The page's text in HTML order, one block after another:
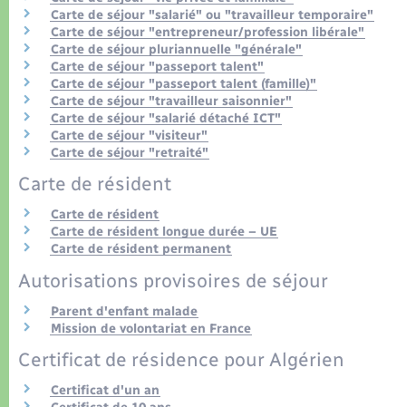
Numérique
Organisation d’événement
Sécurité - Prévention
Voirie et espace public
Carte de séjour "salarié" ou "travailleur temporaire"
Carte de séjour "entrepreneur/profession libérale"
Carte de séjour pluriannuelle "générale"
Carte de séjour "passeport talent"
Carte de séjour "passeport talent (famille)"
Carte de séjour "travailleur saisonnier"
Carte de séjour "salarié détaché ICT"
Carte de séjour "visiteur"
Carte de séjour "retraité"
Carte de résident
Carte de résident
Carte de résident longue durée – UE
Carte de résident permanent
Autorisations provisoires de séjour
Parent d'enfant malade
Mission de volontariat en France
Certificat de résidence pour Algérien
Certificat d'un an